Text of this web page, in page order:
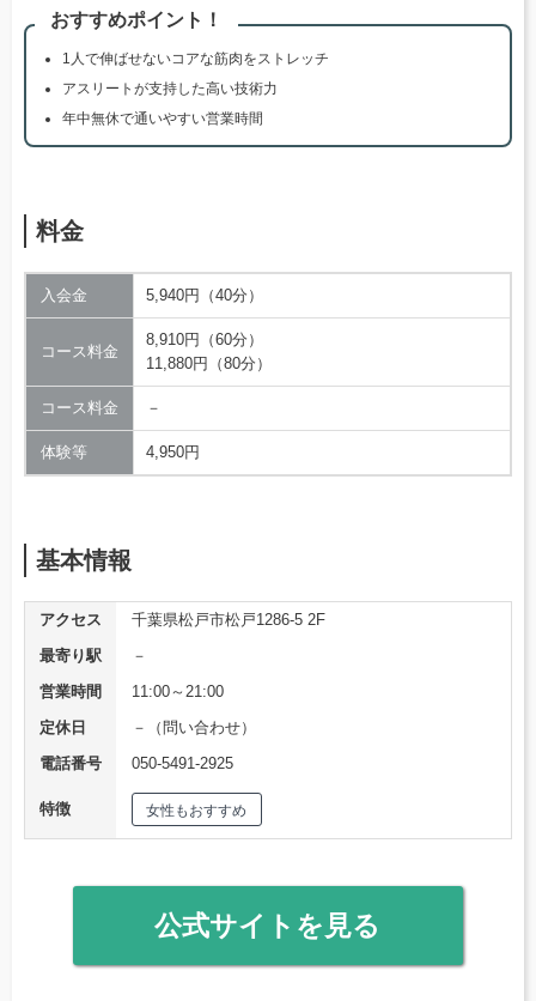
おすすめポイント！
1人で伸ばせないコアな筋肉をストレッチ
アスリートが支持した高い技術力
年中無休で通いやすい営業時間
料金
入会金 5,940円（40分）
コース料金
8,910円（60分）
11,880円（80分）
コース料金 －
体験等 4,950円
基本情報
アクセス
千葉県松戸市松戸1286-5 2F
最寄り駅
－
営業時間
11:00～21:00
定休日
－（問い合わせ）
電話番号
050-5491-2925
特徴 女性もおすすめ
公式サイトを見る